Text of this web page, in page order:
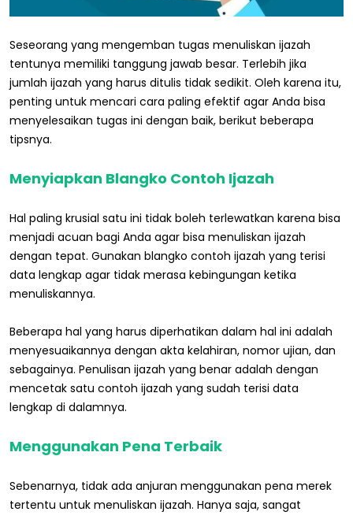
Seseorang yang mengemban tugas menuliskan ijazah
tentunya memiliki tanggung jawab besar. Terlebih jika
jumlah ijazah yang harus ditulis tidak sedikit. Oleh karena itu,
penting untuk mencari cara paling efektif agar Anda bisa
menyelesaikan tugas ini dengan baik, berikut beberapa
tipsnya.
Menyiapkan Blangko Contoh Ijazah
Hal paling krusial satu ini tidak boleh terlewatkan karena bisa
menjadi acuan bagi Anda agar bisa menuliskan ijazah
dengan tepat. Gunakan blangko contoh ijazah yang terisi
data lengkap agar tidak merasa kebingungan ketika
menuliskannya.
Beberapa hal yang harus diperhatikan dalam hal ini adalah
menyesuaikannya dengan akta kelahiran, nomor ujian, dan
sebagainya. Penulisan ijazah yang benar adalah dengan
mencetak satu contoh ijazah yang sudah terisi data
lengkap di dalamnya.
Menggunakan Pena Terbaik
Sebenarnya, tidak ada anjuran menggunakan pena merek
tertentu untuk menuliskan ijazah. Hanya saja, sangat